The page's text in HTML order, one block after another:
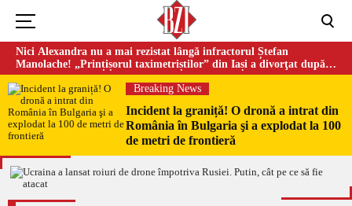
Nici Alexandra nu a mai rezistat lângă infractorul Ștefan
Manolache! „Prințișorul taximetriștilor” din Iași a divorţat după
doi ani de căsnicie
Breaking News
Incident la graniță! O dronă a intrat din
România în Bulgaria şi a explodat la 100
de metri de frontieră